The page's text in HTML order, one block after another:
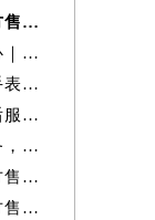
1、亲身到店探访成都萧邦官方售后服务中心｜全新官方地址与24小时热线
2、成都萧邦官方售后服务中心｜维修地址与24小时服务电话权威信息公示
3、成都萧邦手表维修站专业手表维修保养服务权威公示（2026年7月最新）
4、亲身探访成都萧邦官方售后服务中心｜全新地址与售后热线（2026年7月
5、成都萧邦手表售后维修服务，专业保养与故障检测权威公示（2026年7月
6、亲身到店探访成都萧邦官方售后服务中心｜网点地址和官方热线（2026年
7、亲身到店探访成都萧邦官方售后服务中心｜全新热线和维修门店地址（20